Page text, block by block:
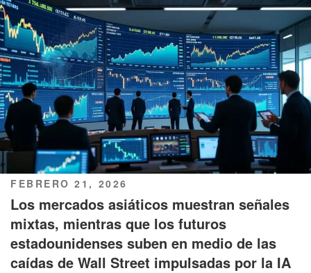
PUBLICADO
EL
FEBRERO 21, 2026
Los mercados asiáticos muestran señales
mixtas, mientras que los futuros
estadounidenses suben en medio de las
caídas de Wall Street impulsadas por la IA